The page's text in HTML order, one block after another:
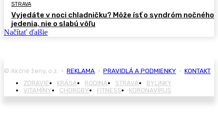
STRAVA
Vyjedáte v noci chladničku? Môže ísť o syndróm nočného
jedenia, nie o slabú vôľu
Načítať ďalšie
© Akčné ženy, o.z. • REKLAMA • PRAVIDLÁ A PODMIENKY • KONTAKT
ZDRAVIE
KRÁSA RODINA STRAVA
BYLINKY
VITAMÍNY
CHOROBY FITNESS KORONAVÍRUS